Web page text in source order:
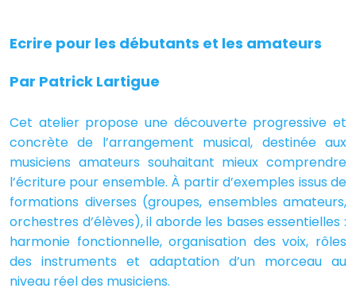
Ecrire pour les débutants et les amateurs
Par Patrick Lartigue
Cet atelier propose une découverte progressive et
concrète de l’arrangement musical, destinée aux
musiciens amateurs souhaitant mieux comprendre
l’écriture pour ensemble. À partir d’exemples issus de
formations diverses (groupes, ensembles amateurs,
orchestres d’élèves), il aborde les bases essentielles :
harmonie fonctionnelle, organisation des voix, rôles
des instruments et adaptation d’un morceau au
niveau réel des musiciens.